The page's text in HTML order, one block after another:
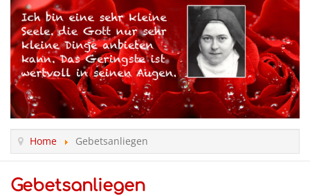
Home Gebetsanliegen
Gebetsanliegen